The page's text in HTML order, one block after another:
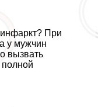
При
у мужчин
вызвать